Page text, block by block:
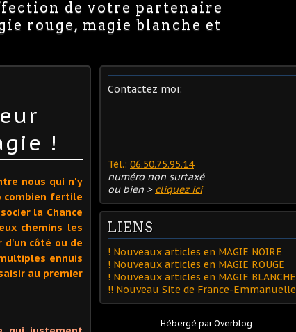
de votre partenaire
rouge, magie blanche et
!
nous qui n'y
combien fertile
la Chance
chemins les
d'un côté ou de
ennuis
au premier
Contactez moi:
Tél.: 06.50.75.95.14
numéro non surtaxé
ou bien > cliquez ici
LIENS
! Nouveaux articles en MAGIE NOIRE
! Nouveaux articles en MAGIE ROUGE
! Nouveaux articles en MAGIE BLANCHE
!! Nouveau Site de France-Emmanuelle
Hébergé parOverblog